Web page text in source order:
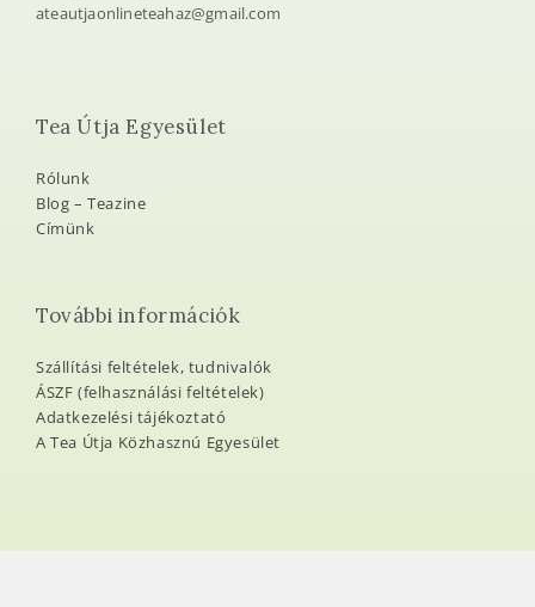
ateautjaonlineteahaz@gmail.com
Tea Útja Egyesület
Rólunk
Blog – Teazine
Címünk
További információk
Szállítási feltételek, tudnivalók
ÁSZF (felhasználási feltételek)
Adatkezelési tájékoztató
A Tea Útja Közhasznú Egyesület